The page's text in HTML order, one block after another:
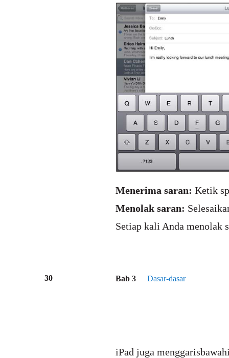
Menerima saran: Ketik
Menolak saran:
Setiap kali Anda menolak
30 Bab 3 Dasar-dasar
iPad juga